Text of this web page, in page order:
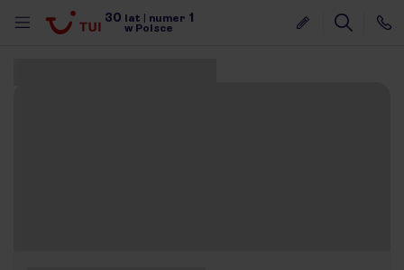
30 lat numer 1
w Polsce